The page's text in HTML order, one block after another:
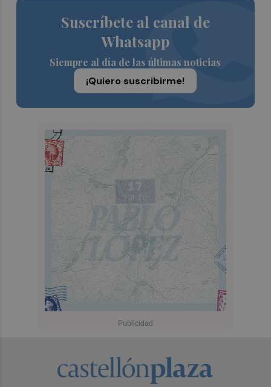
Suscríbete al canal de
Whatsapp
Siempre al día de las últimas noticias
¡Quiero suscribirme!